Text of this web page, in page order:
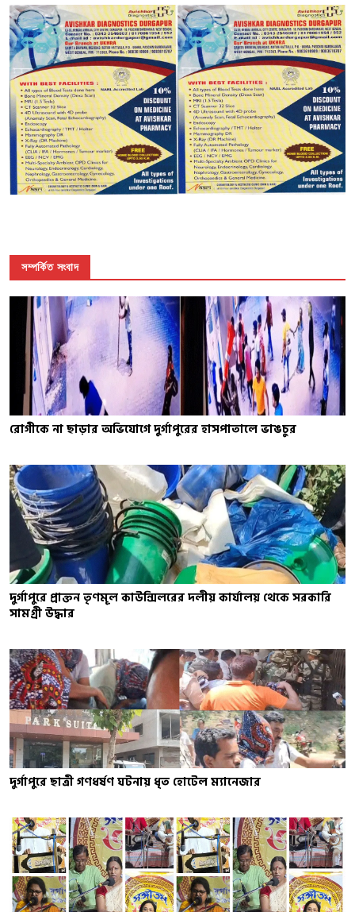
সম্পর্কিত সংবাদ
রোগীকে না ছাড়ার অভিযোগে দুর্গাপুরের হাসপাতালে ভাঙচুর
দুর্গাপুরে প্রাক্তন তৃণমূল কাউন্সিলরের দলীয় কার্যালয় থেকে সরকারি
সামগ্রী উদ্ধার
দুর্গাপুরে ছাত্রী গণধর্ষণ ঘটনায় ধৃত হোটেল ম্যানেজার